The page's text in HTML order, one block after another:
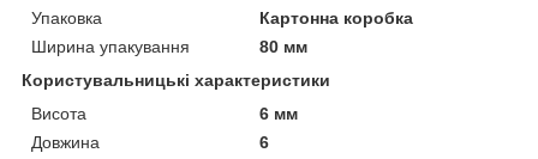
Упаковка
Картонна коробка
Ширина упакування
80 мм
Користувальницькі характеристики
Висота
6 мм
Довжина
6